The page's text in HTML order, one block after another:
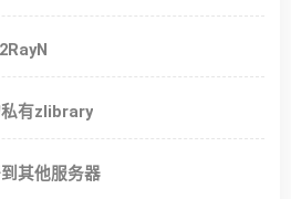
有zlibrary
其他服务器